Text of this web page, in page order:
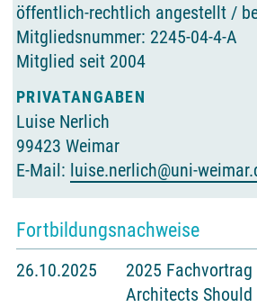
öffentlich-rechtlich angestellt /
Mitgliedsnummer: 2245-04-4-A
Mitglied seit 2004
PRIVATANGABEN
Luise Nerlich
99423 Weimar
E-Mail: luise.nerlich@uni-
Fortbildungsnachweise
26.10.2025
2025 Fachvortrag
Architects Should